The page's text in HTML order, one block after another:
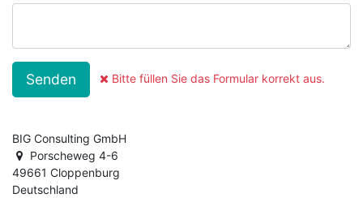
Senden Bitte füllen Sie das Formular korrekt aus.
BIG Consulting GmbH
Porscheweg 4-6
49661 Cloppenburg
Deutschland